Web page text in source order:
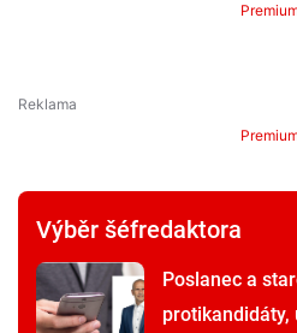
Výběr šéfredaktora
Poslanec a
protikandidáty,